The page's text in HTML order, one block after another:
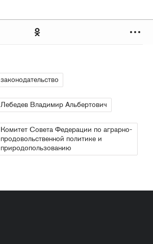
законодательство
Лебедев Владимир Альбертович
Комитет Совета Федерации по аграрно-
продовольственной политике и
природопользованию